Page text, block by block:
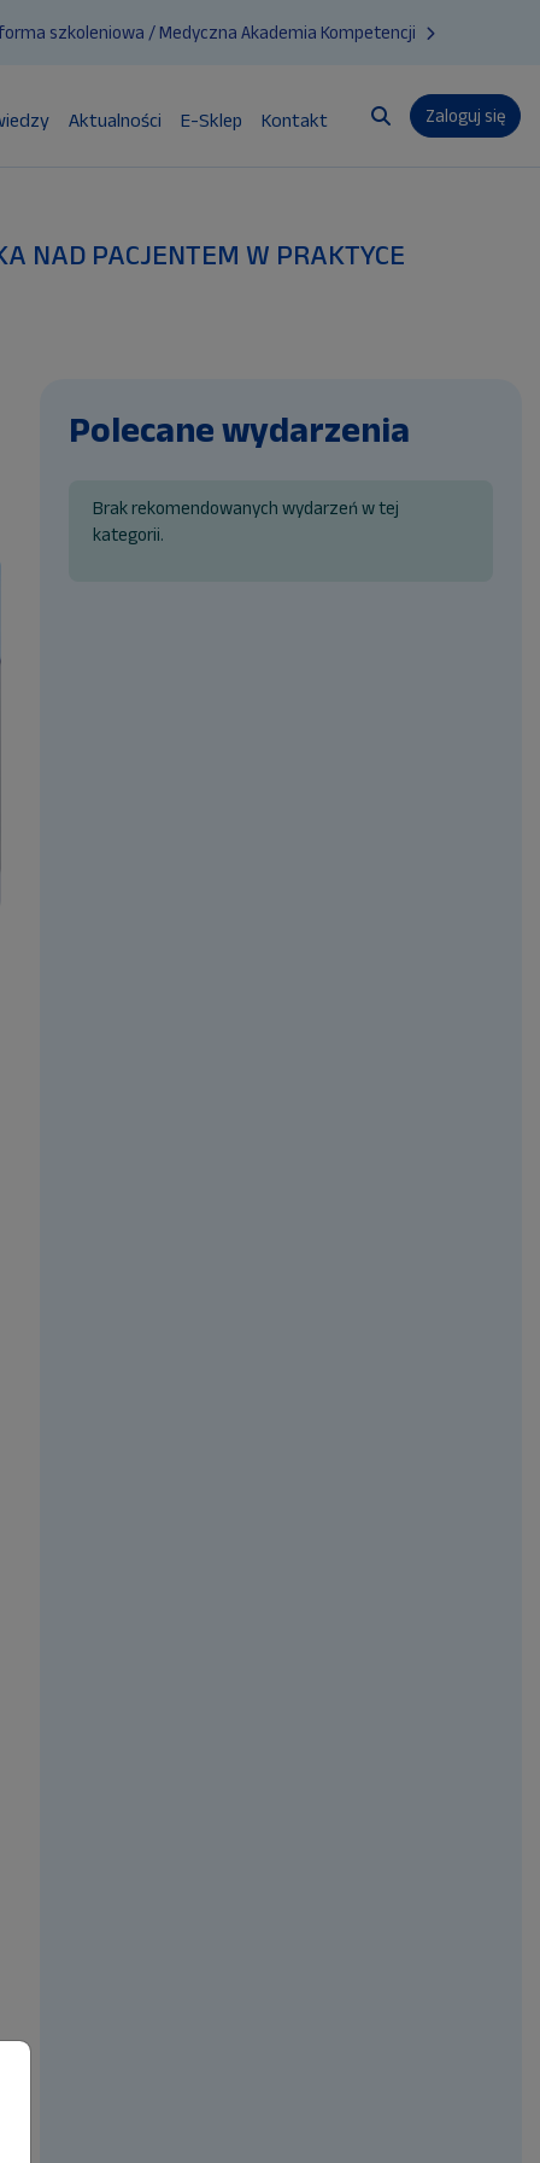
szkoleniowa / Medyczna Akademia Kompetencji
Aktualności E-Sklep
Kontakt
Przełącznik
Zaloguj się
PACJENTEM W PRAKTYCE
Polecane wydarzenia
Brak rekomendowanych wydarzeń w tej
kategorii.